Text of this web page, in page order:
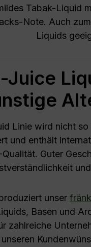
Tabak-Liquid
Note. Auch
Liquids
Juice
Linie wird nicht
und enthält
Qualität. Guter
unser
Basen und
zahlreiche